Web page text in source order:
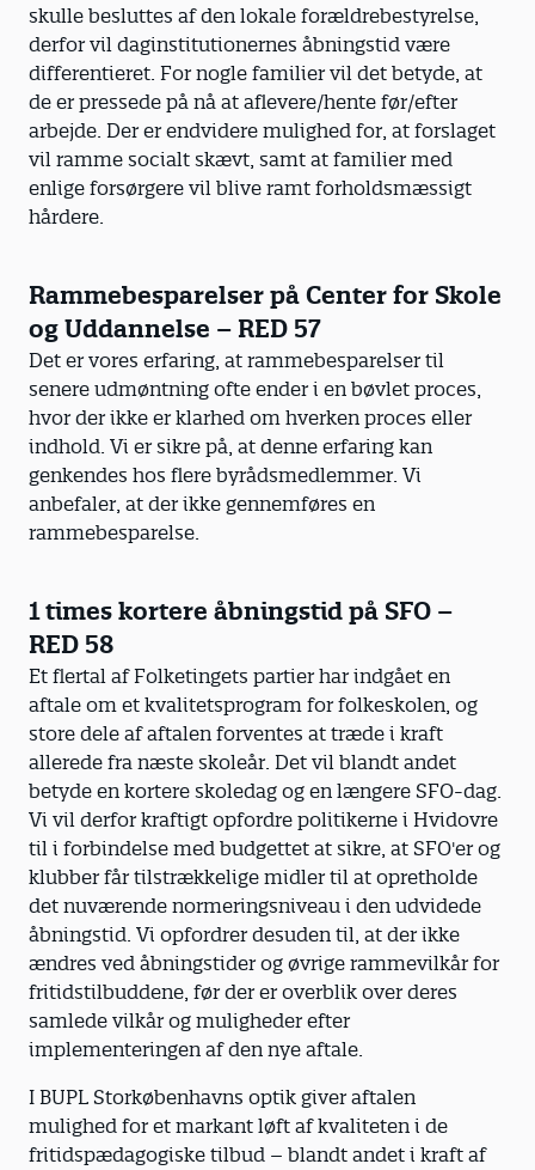
skulle besluttes af den lokale forældrebestyrelse,
derfor vil daginstitutionernes åbningstid være
differentieret. For nogle familier vil det betyde, at
de er pressede på nå at aflevere/hente før/efter
arbejde. Der er endvidere mulighed for, at forslaget
vil ramme socialt skævt, samt at familier med
enlige forsørgere vil blive ramt forholdsmæssigt
hårdere.
Rammebesparelser på Center for Skole
og Uddannelse – RED 57
Det er vores erfaring, at rammebesparelser til
senere udmøntning ofte ender i en bøvlet proces,
hvor der ikke er klarhed om hverken proces eller
indhold. Vi er sikre på, at denne erfaring kan
genkendes hos flere byrådsmedlemmer. Vi
anbefaler, at der ikke gennemføres en
rammebesparelse.
1 times kortere åbningstid på SFO –
RED 58
Et flertal af Folketingets partier har indgået en
aftale om et kvalitetsprogram for folkeskolen, og
store dele af aftalen forventes at træde i kraft
allerede fra næste skoleår. Det vil blandt andet
betyde en kortere skoledag og en længere SFO-dag.
Vi vil derfor kraftigt opfordre politikerne i Hvidovre
til i forbindelse med budgettet at sikre, at SFO'er og
klubber får tilstrækkelige midler til at opretholde
det nuværende normeringsniveau i den udvidede
åbningstid. Vi opfordrer desuden til, at der ikke
ændres ved åbningstider og øvrige rammevilkår for
fritidstilbuddene, før der er overblik over deres
samlede vilkår og muligheder efter
implementeringen af den nye aftale.
I BUPL Storkøbenhavns optik giver aftalen
mulighed for et markant løft af kvaliteten i de
fritidspædagogiske tilbud – blandt andet i kraft af